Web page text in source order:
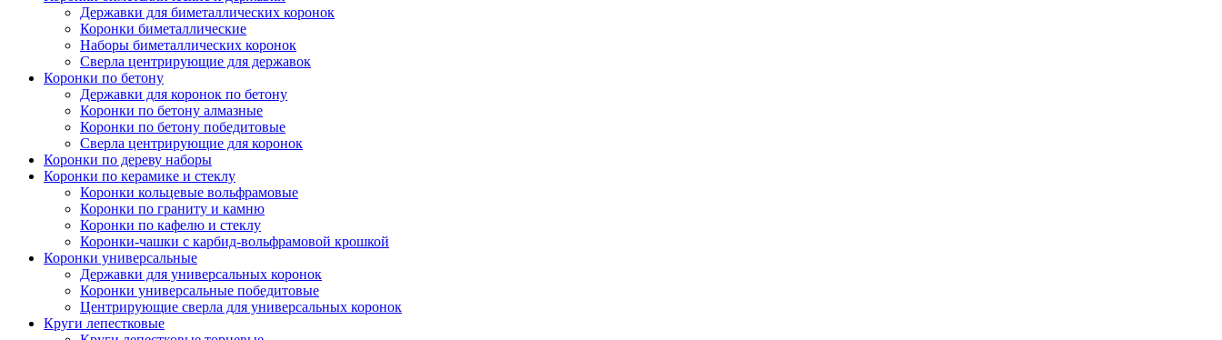
Державки для биметаллических коронок
Коронки биметаллические
Наборы биметаллических коронок
Сверла центрирующие для державок
Коронки по бетону
Державки для коронок по бетону
Коронки по бетону алмазные
Коронки по бетону победитовые
Сверла центрирующие для коронок
Коронки по дереву наборы
Коронки по керамике и стеклу
Коронки кольцевые вольфрамовые
Коронки по граниту и камню
Коронки по кафелю и стеклу
Коронки-чашки с карбид-вольфрамовой крошкой
Коронки универсальные
Державки для универсальных коронок
Коронки универсальные победитовые
Центрирующие сверла для универсальных коронок
Круги лепестковые